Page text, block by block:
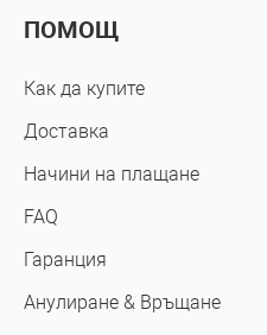
ПОМОЩ
Как да купите
Доставка
Начини на плащане
FAQ
Гаранция
Анулиране & Връщане